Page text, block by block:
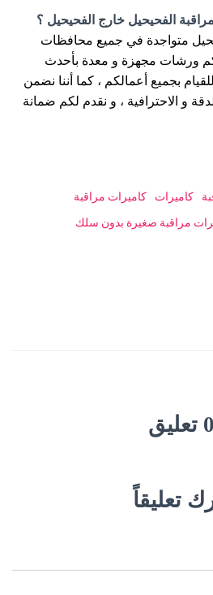
الفحيحيل خارج الفحيحيل ؟
متواجدة في جميع محافظات
ورشات مجهزة و معدة بأحدث
بجميع أعمالكم ، كما أننا نضمن
و الاحترافية ، و نقدم لكم ضمانة
كاميرات
كاميرات مراقبة
مراقبة صغيرة بدون سلك
0 تعليق
تعليقاً